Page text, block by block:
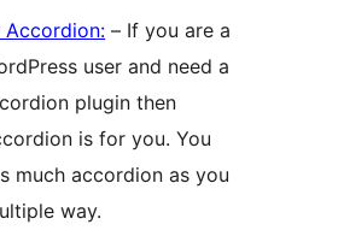
Accordion: – If you are a
user and need a
plugin then
is for you. You
much accordion as you
way.